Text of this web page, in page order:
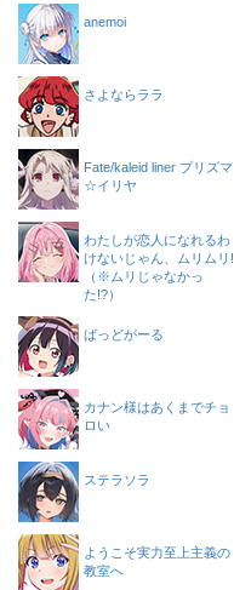
anemoi
さよならララ
Fate/kaleid liner プリズマ
☆イリヤ
わたしが恋人になれるわ
けないじゃん、ムリムリ!
（※ムリじゃなかっ
た!?）
ばっどがーる
カナン様はあくまでチョ
ロい
ステラソラ
ようこそ実力至上主義の
教室へ